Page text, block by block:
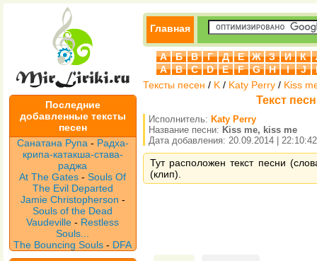
Последние
добавленные тексты
песен
Санатана Рупа - Радха-
крипа-катакша-става-
раджа
At The Gates -Souls Of
The Evil Departed
Jamie Christopherson -
Souls of the Dead
Vaudeville- Restless
Souls...
The Bouncing Souls - DFA
Главная
А Б В Г Д Е Ж З И К
A
B C D E F G H I J
Тексты песен / K / Katy Perry / Kiss
Текст
Исполнитель: Katy Perry
Название песни: Kiss me, kiss me
Дата добавления: 20.09.2014 | 22:10:42
Тут расположен текст песни
(клип).